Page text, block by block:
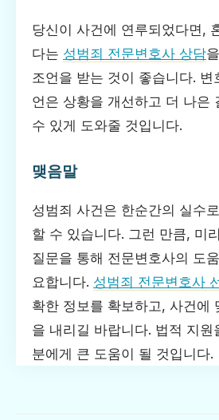
당신이 사건에 연루되었다면,
다는 성범죄 전문변호사 상담
조언을 받는 것이 좋습니다. 변
언은 상황을 개선하고 더 나은
수 있게 도와줄 것입니다.
맺음말
성범죄 사건은 한순간의 실수
할 수 있습니다. 그런 만큼, 미
질문을 통해 전문변호사의 도
요합니다. 성범죄 전문변호사
확한 정보를 확보하고, 사건에
을 내리길 바랍니다. 법적 지원
분에게 큰 도움이 될 것입니다.